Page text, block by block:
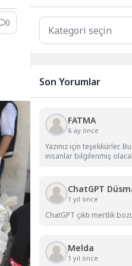
0 Kategoriler
Son Yorumlar
FATMA
6 ay önce
Yazınız için teşekkürler.
insanlar bilgilenmiş
ChatGPT
1 yıl önce
ChatGPT çıktı mertlik
Melda
1 yıl önce